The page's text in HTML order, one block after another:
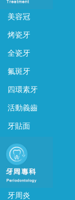
美容冠
烤瓷牙
全瓷牙
氟斑牙
四環素牙
活動義齒
牙貼面
牙周炎